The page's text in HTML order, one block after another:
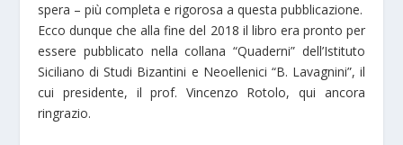
spera – più completa e rigorosa a questa pubblicazione.
Ecco dunque che alla fine del 2018 il libro era pronto per
essere pubblicato nella collana “Quaderni” dell’Istituto
Siciliano di Studi Bizantini e Neoellenici “B. Lavagnini”, il
cui presidente, il prof. Vincenzo Rotolo, qui ancora
ringrazio.